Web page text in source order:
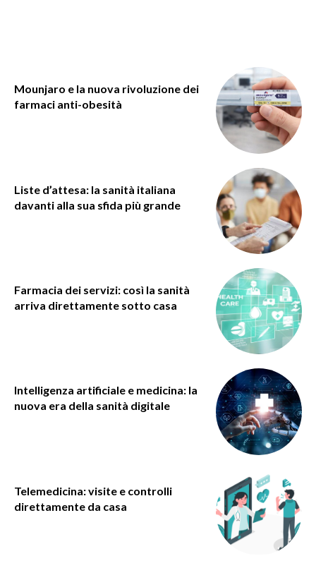
Mounjaro e la nuova rivoluzione dei
farmaci anti-obesità
Liste d’attesa: la sanità italiana
davanti alla sua sfida più grande
Farmacia dei servizi: così la sanità
arriva direttamente sotto casa
Intelligenza artificiale e medicina: la
nuova era della sanità digitale
Telemedicina: visite e controlli
direttamente da casa